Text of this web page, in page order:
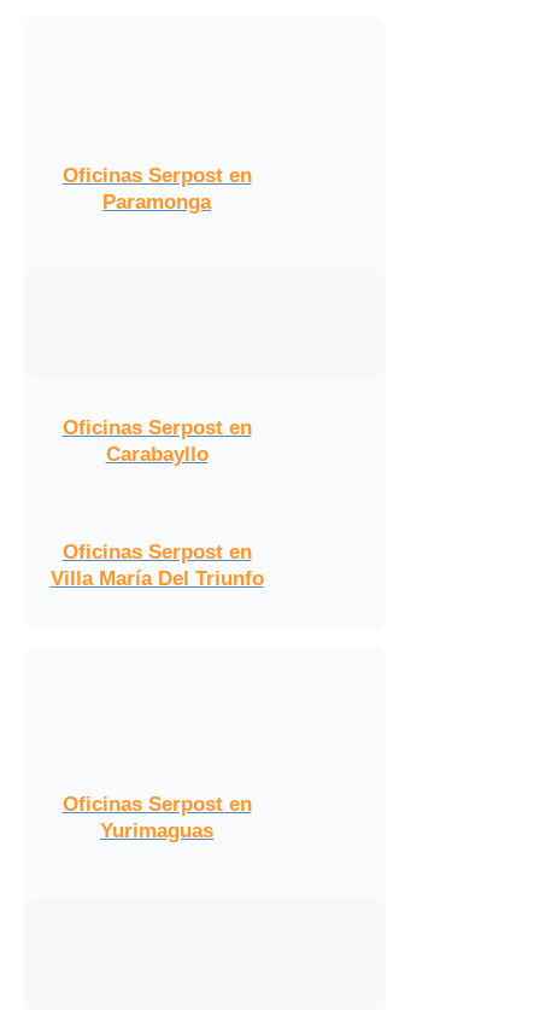
Oficinas Serpost en
Paramonga
Oficinas Serpost en
Carabayllo
Oficinas Serpost en
Villa María Del Triunfo
Oficinas Serpost en
Yurimaguas